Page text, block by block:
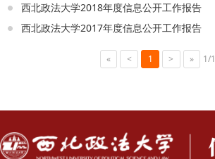
西北政法大学2018年度信息公开工作报告
西北政法大学2017年度信息公开工作报告
« < 1 > » 1/1